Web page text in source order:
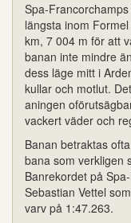
Spa-
längsta inom
km, 7 004 m för att
banan inte mindre
dess läge mitt i
kullar och motlut.
aningen
vackert väder och
Banan betraktas
bana som verkligen
Banrekordet på
Sebastian Vettel
varv på 1:47.263.